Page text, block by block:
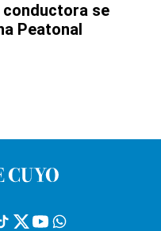
conductora se
Peatonal